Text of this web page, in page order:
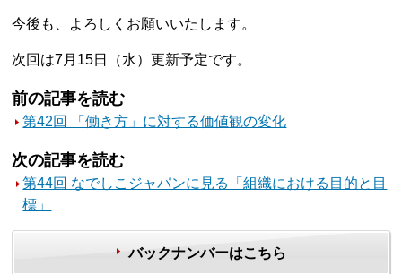
今後も、よろしくお願いいたします。
次回は7月15日（水）更新予定です。
前の記事を読む
第42回 「働き方」に対する価値観の変化
次の記事を読む
第44回 なでしこジャパンに見る「組織における目的と目
標」
バックナンバーはこちら